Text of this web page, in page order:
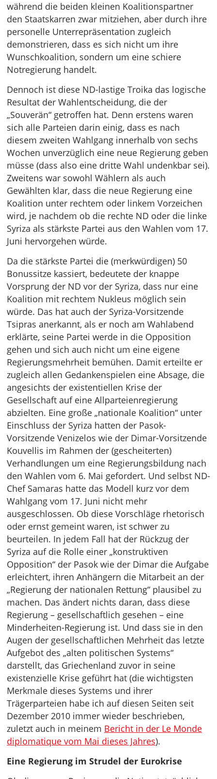
während die beiden kleinen Koalitionspartner
den Staatskarren zwar mitziehen, aber durch ihre
personelle Unterrepräsentation zugleich
demonstrieren, dass es sich nicht um ihre
Wunschkoalition, sondern um eine schiere
Notregierung handelt.
Dennoch ist diese ND-lastige Troika das logische
Resultat der Wahlentscheidung, die der
„Souverän“ getroffen hat. Denn erstens waren
sich alle Parteien darin einig, dass es nach
diesem zweiten Wahlgang innerhalb von sechs
Wochen unverzüglich eine neue Regierung geben
müsse (dass also eine dritte Wahl undenkbar sei).
Zweitens war sowohl Wählern als auch
Gewählten klar, dass die neue Regierung eine
Koalition unter rechtem oder linkem Vorzeichen
wird, je nachdem ob die rechte ND oder die linke
Syriza als stärkste Partei aus den Wahlen vom 17.
Juni hervorgehen würde.
Da die stärkste Partei die (merkwürdigen) 50
Bonussitze kassiert, bedeutete der knappe
Vorsprung der ND vor der Syriza, dass nur eine
Koalition mit rechtem Nukleus möglich sein
würde. Das hat auch der Syriza-Vorsitzende
Tsipras anerkannt, als er noch am Wahlabend
erklärte, seine Partei werde in die Opposition
gehen und sich auch nicht um eine eigene
Regierungsmehrheit bemühen. Damit erteilte er
zugleich allen Gedankenspielen eine Absage, die
angesichts der existentiellen Krise der
Gesellschaft auf eine Allparteienregierung
abzielten. Eine große „nationale Koalition“ unter
Einschluss der Syriza hatten der Pasok-
Vorsitzende Venizelos wie der Dimar-Vorsitzende
Kouvellis im Rahmen der (gescheiterten)
Verhandlungen um eine Regierungsbildung nach
den Wahlen vom 6. Mai gefordert. Und selbst ND-
Chef Samaras hatte das Modell kurz vor dem
Wahlgang vom 17. Juni nicht mehr
ausgeschlossen. Ob diese Vorschläge rhetorisch
oder ernst gemeint waren, ist schwer zu
beurteilen. In jedem Fall hat der Rückzug der
Syriza auf die Rolle einer „konstruktiven
Opposition“ der Pasok wie der Dimar die Aufgabe
erleichtert, ihren Anhängern die Mitarbeit an der
„Regierung der nationalen Rettung“ plausibel zu
machen. Das ändert nichts daran, dass diese
Regierung – gesellschaftlich gesehen – eine
Minderheiten-Regierung ist. Und dass sie in den
Augen der gesellschaftlichen Mehrheit das letzte
Aufgebot des „alten politischen Systems“
darstellt, das Griechenland zuvor in seine
existenzielle Krise geführt hat (die wichtigsten
Merkmale dieses Systems und ihrer
Trägerparteien habe ich auf diesen Seiten seit
Dezember 2010 immer wieder beschrieben,
zuletzt auch in meinem Bericht in der Le Monde
diplomatique vom Mai dieses Jahres).
Eine Regierung im Strudel der Eurokrise